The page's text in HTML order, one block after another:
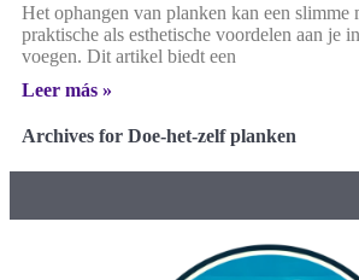
Het ophangen van planken kan een slimme
praktische als esthetische voordelen aan je
voegen. Dit artikel biedt een
Leer más »
Archives for Doe-het-zelf planken